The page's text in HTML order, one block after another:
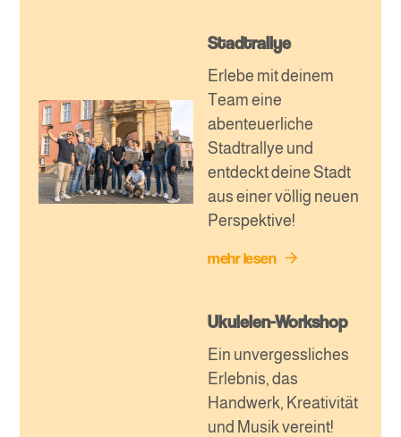
Stadtrallye
Erlebe mit deinem
Team eine
abenteuerliche
Stadtrallye und
entdeckt deine Stadt
aus einer völlig neuen
Perspektive!
mehr lesen
Ukulelen-Workshop
Ein unvergessliches
Erlebnis, das
Handwerk, Kreativität
und Musik vereint!